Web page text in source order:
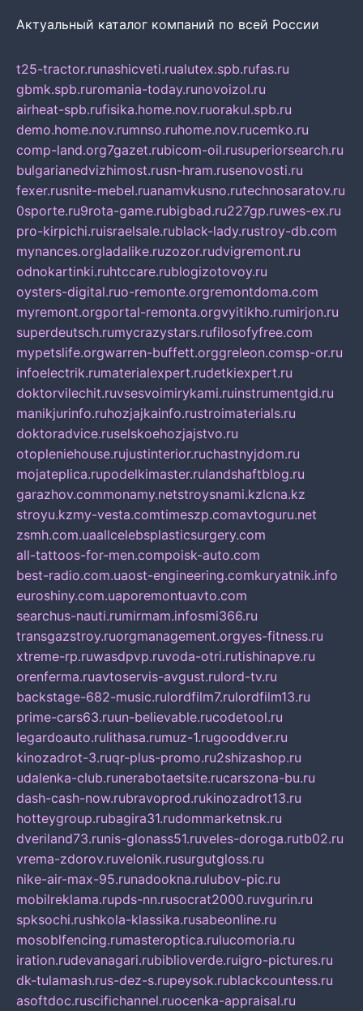
Актуальный каталог компаний по всей России
t25-tractor.runashicveti.rualutex.spb.rufas.ru
gbmk.spb.ruromania-today.runovoizol.ru
airheat-spb.rufisika.home.nov.ruorakul.spb.ru
demo.home.nov.rumnso.ruhome.nov.rucemko.ru
comp-land.org7gazet.rubicom-oil.rusuperiorsearch.ru
bulgarianedvizhimost.rusn-hram.rusenovosti.ru
fexer.rusnite-mebel.ruanamvkusno.rutechnosaratov.ru
0sporte.ru9rota-game.rubigbad.ru227gp.ruwes-ex.ru
pro-kirpichi.ruisraelsale.rublack-lady.rustroy-db.com
mynances.orgladalike.ruzozor.rudvigremont.ru
odnokartinki.ruhtccare.rublogizotovoy.ru
oysters-digital.ruo-remonte.orgremontdoma.com
myremont.orgportal-remonta.orgvyitikho.rumirjon.ru
superdeutsch.rumycrazystars.rufilosofyfree.com
mypetslife.orgwarren-buffett.orggreleon.comsp-or.ru
infoelectrik.rumaterialexpert.rudetkiexpert.ru
doktorvilechit.ruvsesvoimirykami.ruinstrumentgid.ru
manikjurinfo.ruhozjajkainfo.rustroimaterials.ru
doktoradvice.ruselskoehozjajstvo.ru
otopleniehouse.rujustinterior.ruchastnyjdom.ru
mojateplica.rupodelkimaster.rulandshaftblog.ru
garazhov.commonamy.netstroysnami.kzlcna.kz
stroyu.kzmy-vesta.comtimeszp.comavtoguru.net
zsmh.com.uaallcelebsplasticsurgery.com
all-tattoos-for-men.compoisk-auto.com
best-radio.com.uaost-engineering.comkuryatnik.info
euroshiny.com.uaporemontuavto.com
searchus-nauti.rumirmam.infosmi366.ru
transgazstroy.ruorgmanagement.orgyes-fitness.ru
xtreme-rp.ruwasdpvp.ruvoda-otri.rutishinapve.ru
orenferma.ruavtoservis-avgust.rulord-tv.ru
backstage-682-music.rulordfilm7.rulordfilm13.ru
prime-cars63.ruun-believable.rucodetool.ru
legardoauto.rulithasa.rumuz-1.rugooddver.ru
kinozadrot-3.ruqr-plus-promo.ru2shizashop.ru
udalenka-club.runerabotaetsite.rucarszona-bu.ru
dash-cash-now.rubravoprod.rukinozadrot13.ru
hotteygroup.rubagira31.rudommarketnsk.ru
dveriland73.runis-glonass51.ruveles-doroga.rutb02.ru
vrema-zdorov.ruvelonik.rusurgutgloss.ru
nike-air-max-95.runadookna.rulubov-pic.ru
mobilreklama.rupds-nn.rusocrat2000.ruvgurin.ru
spksochi.rushkola-klassika.rusabeonline.ru
mosoblfencing.rumasteroptica.rulucomoria.ru
iration.rudevanagari.rubiblioverde.ruigro-pictures.ru
dk-tulamash.rus-dez-s.rupeysok.rublackcountess.ru
asoftdoc.ruscifichannel.ruocenka-appraisal.ru